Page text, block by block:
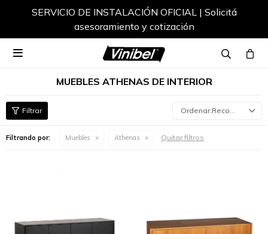
SERVICIO DE INSTALACIÓN OFICIAL | Solicitá
asesoramiento y cotización

MUEBLES ATHENAS DE INTERIOR
Recomendados
Filtrando por: Muebles Athenas Quitar filtros